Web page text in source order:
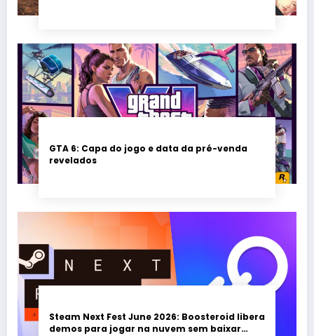
GTA 6: Capa do jogo e data da pré-venda
revelados
Steam Next Fest June 2026: Boosteroid libera
demos para jogar na nuvem sem baixar